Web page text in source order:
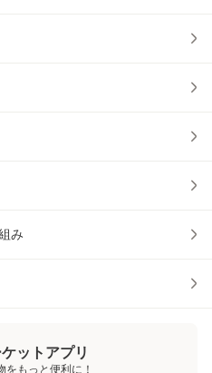
み
ットアプリ
をもっと便利に！